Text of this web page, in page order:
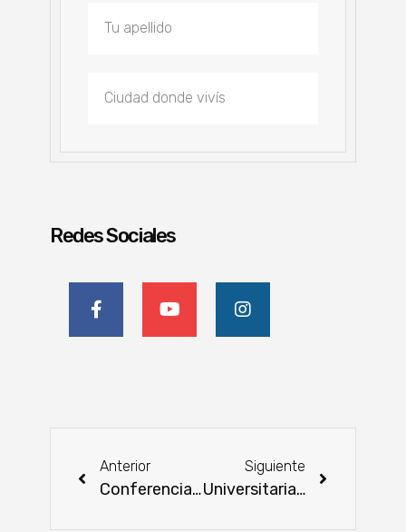
Redes Sociales
Anterior
Conferencia Final del Proyecto HEADCET reunió a referentes internacionales en Asunción
Siguiente
Universitaria recibió el Gran Premio del Ranking de Marcas de la CAP